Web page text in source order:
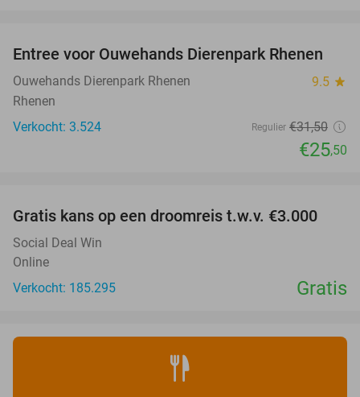
19%
Entree voor Ouwehands Dierenpark Rhenen
Ouwehands Dierenpark Rhenen 9.5 star
Rhenen
Verkocht: 3.524
Regulier €31,50
€25,50
Gratis kans op een droomreis t.w.v. €3.000
Social Deal Win
Online
Verkocht: 185.295
Gratis